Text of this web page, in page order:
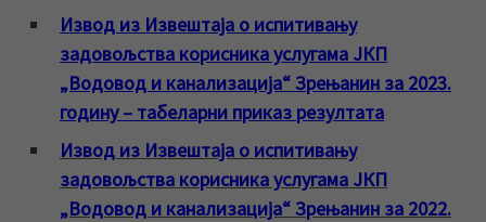
Извод из Извештаја о испитивању
задовољства корисника услугама ЈКП
„Водовод и канализација“ Зрењанин за 2023.
годину – табеларни приказ резултата
Извод из Извештаја о испитивању
задовољства корисника услугама ЈКП
„Водовод и канализација“ Зрењанин за 2022.